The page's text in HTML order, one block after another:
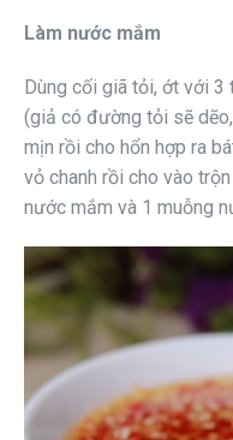
Làm nước mắm
Dùng cối giã tỏi, ớt với
(giả có đường tỏi sẽ
mịn rồi cho hổn hợp ra
vỏ chanh rồi cho vào
nước mắm và 1 muỗng